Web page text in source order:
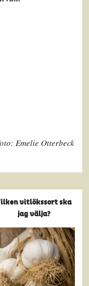
Emelie Otterbeck
vitlökssort ska
jag välja?